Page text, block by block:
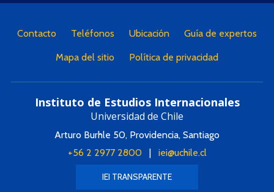
Contacto Teléfonos Ubicación Guía de expertos
Mapa del sitio Política de privacidad
Instituto de Estudios Internacionales
Universidad de Chile
Arturo Burhle 50, Providencia, Santiago
+56 2 2977 2800| iei@uchile.cl
IEI TRANSPARENTE